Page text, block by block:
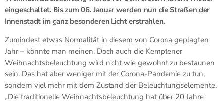
eingeschaltet. Bis zum 06. Januar werden nun die Straßen der
Innenstadt im ganz besonderen Licht erstrahlen.
Zumindest etwas Normalität in diesem von Corona geplagten
Jahr – könnte man meinen. Doch auch die Kemptener
Weihnachtsbeleuchtung wird nicht wie gewohnt zu bestaunen
sein. Das hat aber weniger mit der Corona-Pandemie zu tun,
sondern viel mehr mit dem Zustand der Beleuchtungselemente.
„Die traditionelle Weihnachtsbeleuchtung hat über 20 Jahre